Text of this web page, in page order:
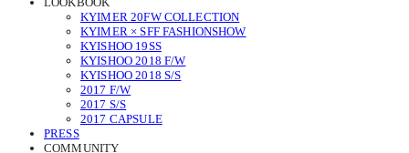
KYIMER 20FW COLLECTION
KYIMER × SFF FASHIONSHOW
KYISHOO 19SS
KYISHOO 2018 F/W
KYISHOO 2018 S/S
2017 F/W
2017 S/S
2017 CAPSULE
PRESS
COMMUNITY